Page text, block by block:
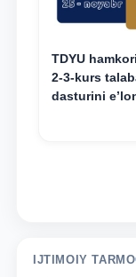
TDYU
2-3-kurs
dasturini
IJTIMOIY